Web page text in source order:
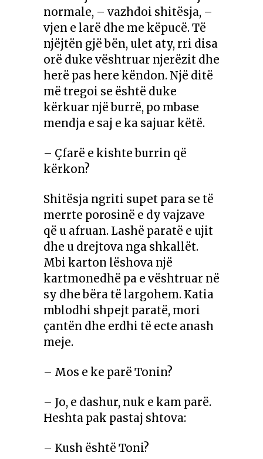
normale, – vazhdoi shitësja, –
vjen e larë dhe me këpucë. Të
njëjtën gjë bën, ulet aty, rri disa
orë duke vështruar njerëzit dhe
herë pas here këndon. Një ditë
më tregoi se është duke
kërkuar një burrë, po mbase
mendja e saj e ka sajuar këtë.
– Çfarë e kishte burrin që
kërkon?
Shitësja ngriti supet para se të
merrte porosinë e dy vajzave
që u afruan. Lashë paratë e ujit
dhe u drejtova nga shkallët.
Mbi karton lëshova një
kartmonedhë pa e vështruar në
sy dhe bëra të largohem. Katia
mblodhi shpejt paratë, mori
çantën dhe erdhi të ecte anash
meje.
– Mos e ke parë Tonin?
– Jo, e dashur, nuk e kam parë.
Heshta pak pastaj shtova:
– Kush është Toni?